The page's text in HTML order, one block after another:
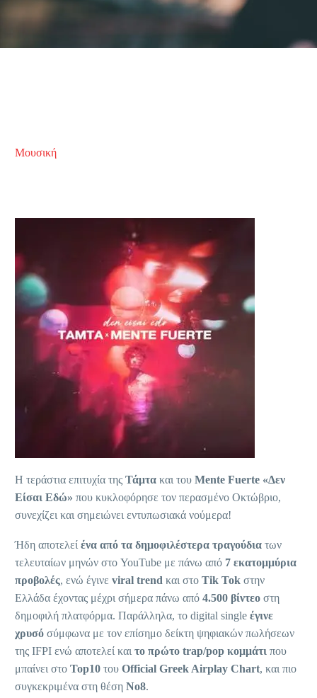
Μουσική
Η τεράστια επιτυχία της Τάμτα και του Mente Fuerte «Δεν
Είσαι Εδώ» που κυκλοφόρησε τον περασμένο Οκτώβριο,
συνεχίζει και σημειώνει εντυπωσιακά νούμερα!
Ήδη αποτελεί ένα από τα δημοφιλέστερα τραγούδια των
τελευταίων μηνών στο YouTube με πάνω από 7 εκατομμύρια
προβολές, ενώ έγινε viral trend και στο Tik Tok στην
Ελλάδα έχοντας μέχρι σήμερα πάνω από 4.500 βίντεο στη
δημοφιλή πλατφόρμα. Παράλληλα, το digital single έγινε
χρυσό σύμφωνα με τον επίσημο δείκτη ψηφιακών πωλήσεων
της IFPI ενώ αποτελεί και το πρώτο trap/pop κομμάτι που
μπαίνει στο Top10 του Official Greek Airplay Chart, και πιο
συγκεκριμένα στη θέση Νο8.